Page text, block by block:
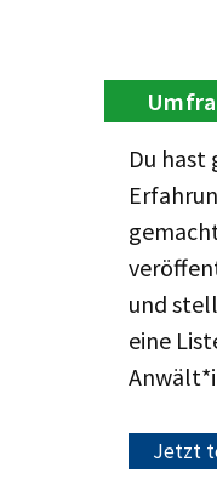
Du hast
und
eine
Jetzt